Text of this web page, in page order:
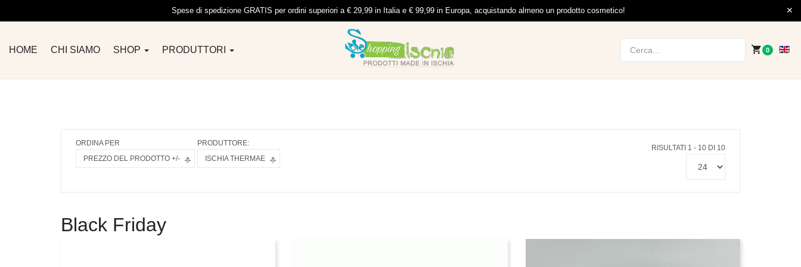
Spese di spedizione GRATIS per ordini superiori a € 29,99 in Italia e € 99,99 in Europa, acquistando almeno un prodotto cosmetico!
HOME CHI SIAMO SHOP PRODUTTORI 0
ORDINA PER
PREZZO DEL PRODOTTO +/-
PRODUTTORE:
ISCHIA THERMAE
RISULTATI 1 - 10 DI 10
Black Friday